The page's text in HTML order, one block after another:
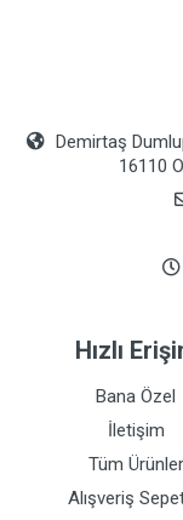
Demirtaş
16110
Hızlı
Bana Özel
İletişim
Tüm Ürünler
Alışveriş